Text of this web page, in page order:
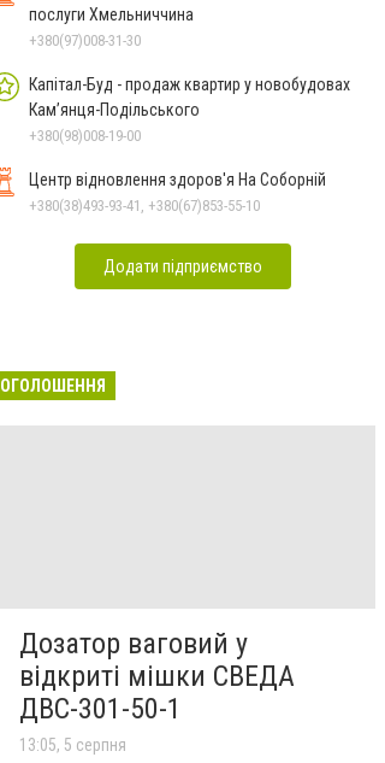
послуги Хмельниччина
+380(97)008-31-30
Капітал-Буд - продаж квартир у новобудовах
Кам’янця-Подільського
+380(98)008-19-00
Центр відновлення здоров'я На Соборній
+380(38)493-93-41, +380(67)853-55-10
Додати підприємство
ОГОЛОШЕННЯ
Дозатор ваговий у
відкриті мішки СВЕДА
ДВС-301-50-1
13:05, 5 серпня